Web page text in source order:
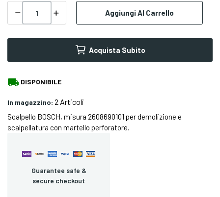
Aggiungi Al Carrello
Acquista Subito
local_shipping DISPONIBILE
In magazzino: 2 Articoli
Scalpello BOSCH, misura 2608690101 per demolizione e
scalpellatura con martello perforatore.
Guarantee safe &
secure checkout